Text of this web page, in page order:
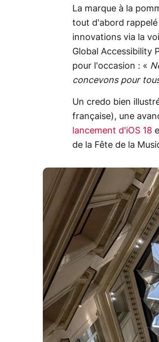
La marque à la
tout d'abord
innovations via la
Global Accessibility
pour l'occasion : «
concevons pour
Un credo bien
française), une
lancement d'iOS 18
de la Fête de la